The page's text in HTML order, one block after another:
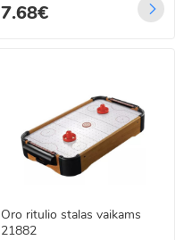
7.68€
Oro ritulio stalas vaikams
21882